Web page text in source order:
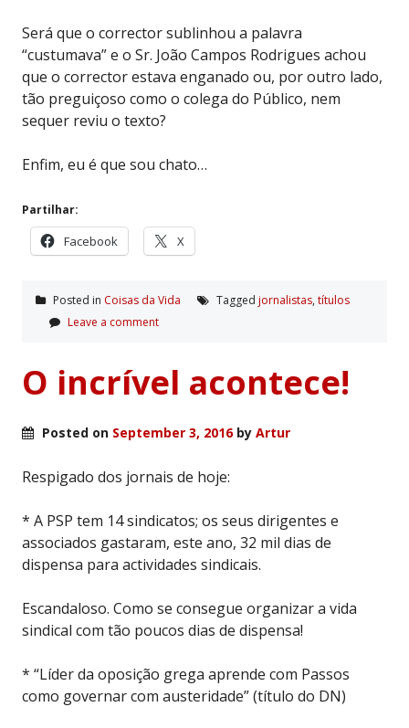
Será que o corrector sublinhou a palavra
“custumava” e o Sr. João Campos Rodrigues achou
que o corrector estava enganado ou, por outro lado,
tão preguiçoso como o colega do Público, nem
sequer reviu o texto?
Enfim, eu é que sou chato…
Partilhar:
Facebook X
Posted in Coisas da Vida Tagged jornalistas, tí­tulos
Leave a comment
O incrível acontece!
Posted on September 3, 2016by Artur
Respigado dos jornais de hoje:
* A PSP tem 14 sindicatos; os seus dirigentes e
associados gastaram, este ano, 32 mil dias de
dispensa para actividades sindicais.
Escandaloso. Como se consegue organizar a vida
sindical com tão poucos dias de dispensa!
* “Líder da oposição grega aprende com Passos
como governar com austeridade” (título do DN)